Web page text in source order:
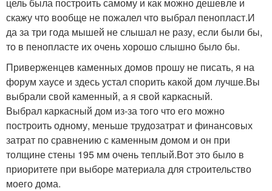
скажу что вообще не пожалел что выбрал пенопласт.И
да за три года мышей не слышал не разу, если были бы,
то в пенопласте их очень хорошо слышно было бы.
Приверженцев каменных домов прошу не писать, я на
форум хаусе и здесь устал спорить какой дом лучше.Вы
выбрали свой каменный, а я свой каркасный.
Выбрал каркасный дом из-за того что его можно
построить одному, меньше трудозатрат и финансовых
затрат по сравнению с каменным домом и он при
толщине стены 195 мм очень теплый.Вот это было в
приоритете при выборе материала для строительство
моего дома.